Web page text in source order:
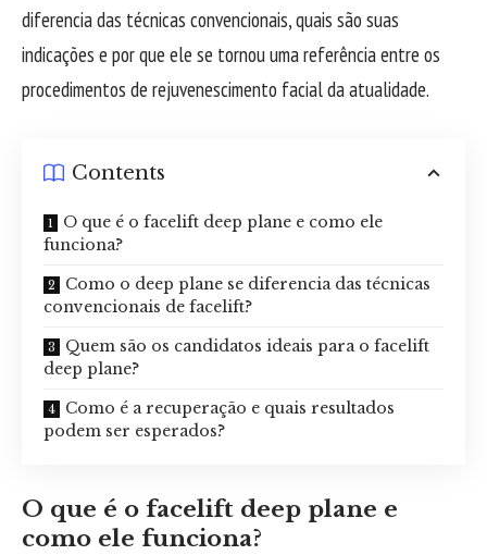
diferencia das técnicas convencionais, quais são suas
indicações e por que ele se tornou uma referência entre os
procedimentos de rejuvenescimento facial da atualidade.
Contents
O que é o facelift deep plane e como ele
funciona?
Como o deep plane se diferencia das técnicas
convencionais de facelift?
Quem são os candidatos ideais para o facelift
deep plane?
Como é a recuperação e quais resultados
podem ser esperados?
O que é o facelift deep plane e
como ele funciona?